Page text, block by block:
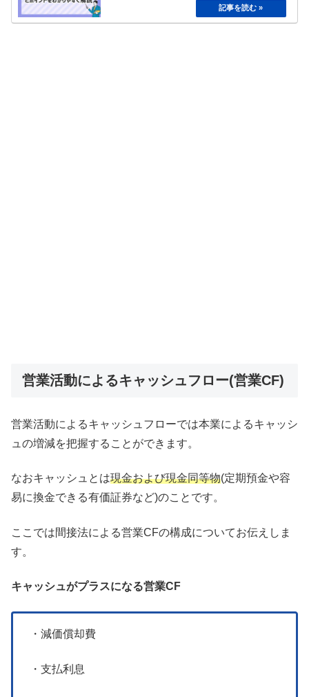
営業活動によるキャッシュフロー(営業CF)
営業活動によるキャッシュフローでは本業によるキャッシ
ュの増減を把握することができます。
なおキャッシュとは現金および現金同等物(定期預金や容
易に換金できる有価証券など)のことです。
ここでは間接法による営業CFの構成についてお伝えしま
す。
キャッシュがプラスになる営業CF
・減価償却費
・支払利息